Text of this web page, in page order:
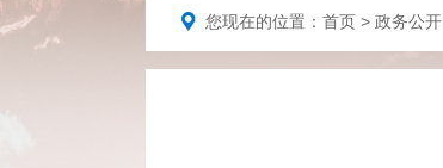
您现在的位置： 首页 > 政务公开